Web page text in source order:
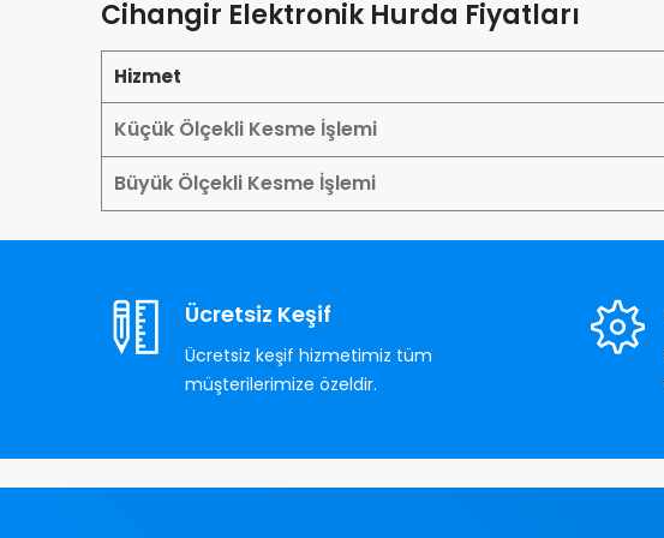
Cihangir Elektronik Hurda Fiyatları
Hizmet
Küçük Ölçekli Kesme İşlemi
Büyük Ölçekli Kesme İşlemi
Ücretsiz Keşif
Ücretsiz keşif hizmetimiz tüm
müşterilerimize özeldir.